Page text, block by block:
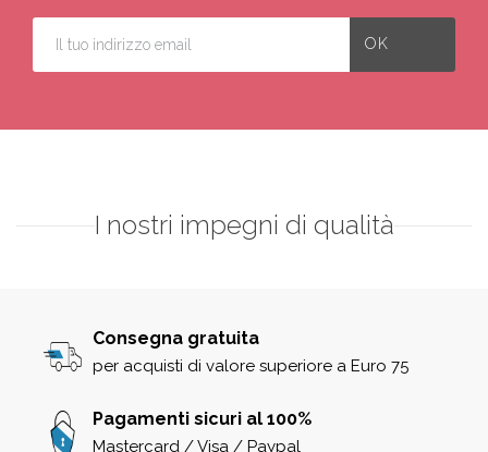
I nostri impegni di qualità
Consegna gratuita
per acquisti di valore superiore a Euro 75
Pagamenti sicuri al 100%
Mastercard / Visa / Paypal